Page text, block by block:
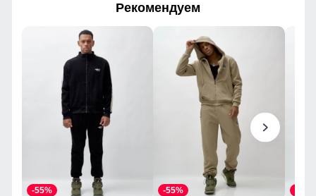
Рекомендуем
-55% -55%